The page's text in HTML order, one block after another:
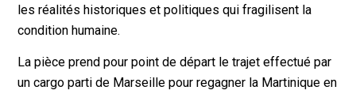
les réalités historiques et politiques qui fragilisent la
condition humaine.
La pièce prend pour point de départ le trajet effectué par
un cargo parti de Marseille pour regagner la Martinique en